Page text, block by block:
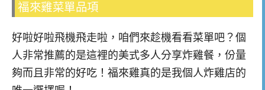
福來雞菜單品項
好啦好啦飛機飛走啦，咱們來趁機看看菜單吧？個
人非常推薦的是這裡的美式多人分享炸雞餐，份量
夠而且非常的好吃！福來雞真的是我個人炸雞店的